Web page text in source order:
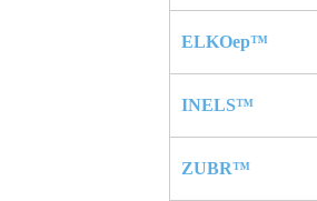
ELKOep™
INELS™
ZUBR™